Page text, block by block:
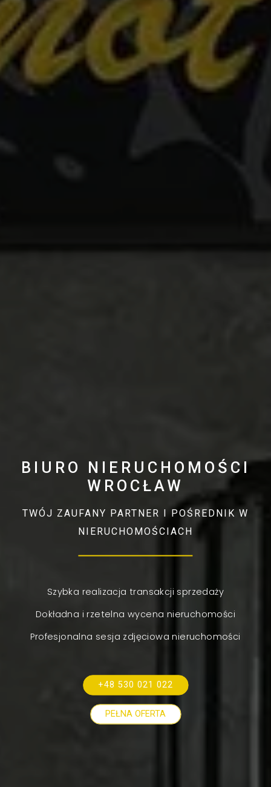
BIURO NIERUCHOMOŚCI
WROCŁAW
TWÓJ ZAUFANY PARTNER I POŚREDNIK W
NIERUCHOMOŚCIACH
Szybka realizacja transakcji sprzedaży
Dokładna i rzetelna wycena nieruchomości
Profesjonalna sesja zdjęciowa nieruchomości
+48 530 021 022
PEŁNA OFERTA